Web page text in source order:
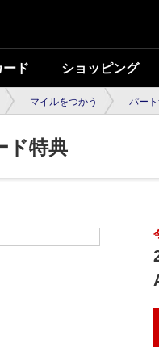
ド ショッピング
マイルをつかう パー
ド特典